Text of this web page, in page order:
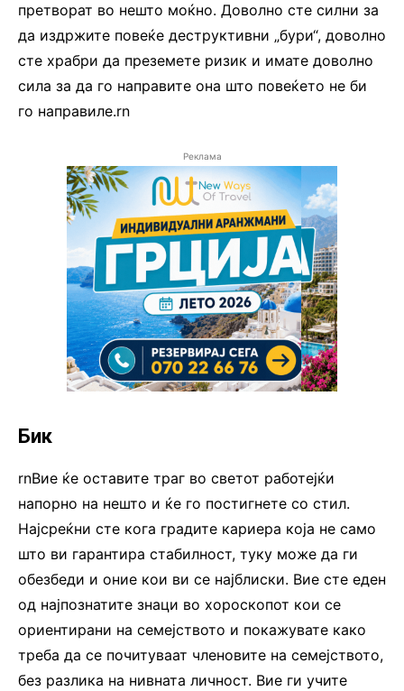
претворат во нешто моќно. Доволно сте силни за
да издржите повеќе деструктивни „бури“, доволно
сте храбри да преземете ризик и имате доволно
сила за да го направите она што повеќето не би
го направиле.rn
Реклама
Бик
rnВие ќе оставите траг во светот работејќи
напорно на нешто и ќе го постигнете со стил.
Најсреќни сте кога градите кариера која не само
што ви гарантира стабилност, туку може да ги
обезбеди и оние кои ви се најблиски. Вие сте еден
од најпознатите знаци во хороскопот кои се
ориентирани на семејството и покажувате како
треба да се почитуваат членовите на семејството,
без разлика на нивната личност. Вие ги учите